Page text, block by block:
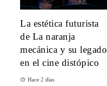
La estética futurista
de La naranja
mecánica y su legado
en el cine distópico
Hace 2 días